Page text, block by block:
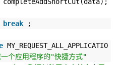
break ;
MY_REQUEST_ALL_APPLICATIO
个应用程序的"快捷方式"